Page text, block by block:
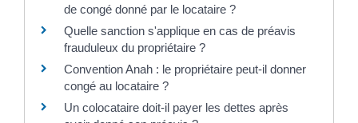
de congé donné par le locataire ?
Quelle sanction s'applique en cas de préavis
frauduleux du propriétaire ?
Convention Anah : le propriétaire peut-il donner
congé au locataire ?
Un colocataire doit-il payer les dettes après